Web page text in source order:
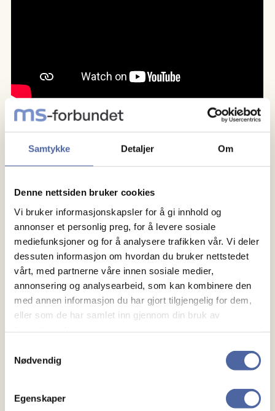
Samtykke Detaljer Om
Denne nettsiden bruker cookies
Vi bruker informasjonskapsler for å gi innhold og
annonser et personlig preg, for å levere sosiale
mediefunksjoner og for å analysere trafikken vår. Vi deler
dessuten informasjon om hvordan du bruker nettstedet
vårt, med partnerne våre innen sosiale medier,
annonsering og analysearbeid, som kan kombinere den
med annen informasjon du har gjort tilgjengelig for dem,
eller som de har samlet inn gjennom din bruk av
Nødvendig
Egenskaper
Søndag 19. april kl.: 12:00.
Hvor:Bryne Kino, i egen sal!
Pris:Gratis
Praktisk:
plass som er forbeholdt de med rullator, rullestol.
Raden er blå, og midt i salen.
Vis derfor hensyn når du bestiller billettene dine.
Det er enkel adkomst for de som kommer med tog.
Takket være tilskudd fra Stiftelsen dam, kan vi tilby
våre medlemmer gratis kino i 2026!